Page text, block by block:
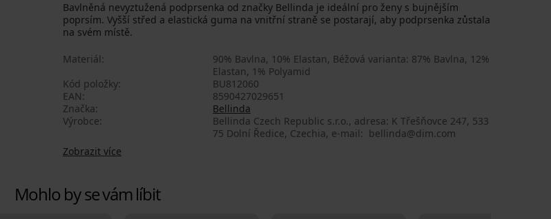
Bavlněná nevyztužená podprsenka od značky Bellinda je ideální pro ženy s bujnějším
poprsím. Vyšší střed a elastická guma na vnitřní straně se postarají, aby podprsenka zůstala
na svém místě.
Materiál
90% Bavlna, 10% Elastan, Béžová varianta: 87% Bavlna, 12%
Elastan, 1% Polyamid
Kód položky
BU812060
EAN
8590427029651
Značka
Bellinda
Výrobce
Bellinda Czech Republic s.r.o., adresa: K Třešňovce 247, 533
75 Dolní Ředice, Czechia, e-mail: bellinda@dim.com
Zobrazit více
Mohlo by se vám líbit